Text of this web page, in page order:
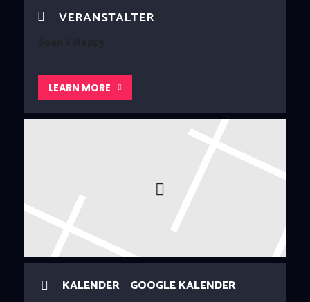
VERANSTALTER
LEARN MORE
KALENDER GOOGLE KALENDER